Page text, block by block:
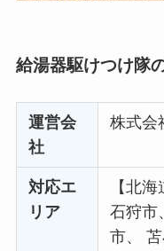
給湯器駆けつけ隊
運営会
社
株式会
対応エ
リア
【北
石狩市
市、